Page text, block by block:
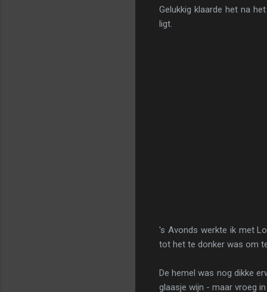
Gelukkig klaarde het na
ligt.
's Avonds werkte ik met
tot het te donker was om
De hemel was nog dikke
glaasje wijn - maar vroeg in